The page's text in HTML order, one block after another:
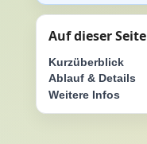
Auf dieser Seite
Kurzüberblick
Ablauf & Details
Weitere Infos